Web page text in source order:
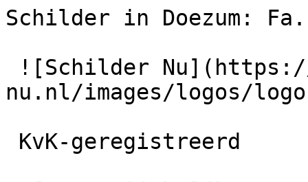
Schilder in Doezum:
nu.nl/images/logos/